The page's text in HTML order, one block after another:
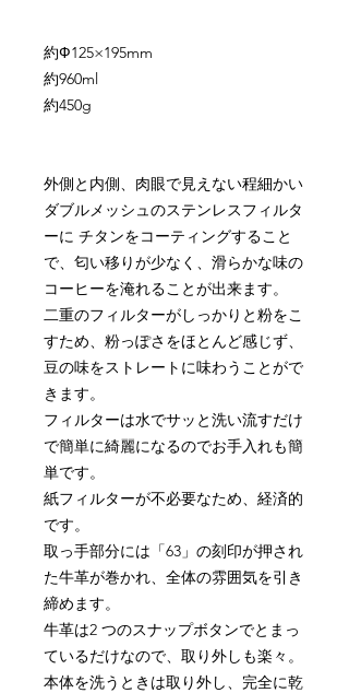
約Ф125×195mm
約960ml
約450g
外側と内側、肉眼で見えない程細かい
ダブルメッシュのステンレスフィルタ
ーに チタンをコーティングすること
で、匂い移りが少なく、滑らかな味の
コーヒーを淹れることが出来ます。
二重のフィルターがしっかりと粉をこ
すため、粉っぽさをほとんど感じず、
豆の味をストレートに味わうことがで
きます。
フィルターは水でサッと洗い流すだけ
で簡単に綺麗になるのでお手入れも簡
単です。
紙フィルターが不必要なため、経済的
です。
取っ手部分には「63」の刻印が押され
た牛革が巻かれ、全体の雰囲気を引き
締めます。
牛革は2 つのスナップボタンでとまっ
ているだけなので、取り外しも楽々。
本体を洗うときは取り外し、完全に乾